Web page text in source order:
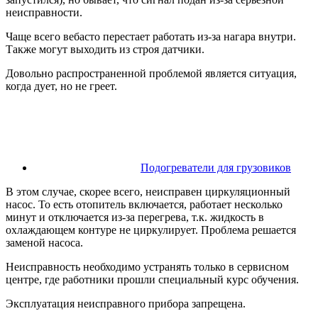
неисправности.
Чаще всего вебасто перестает работать из-за нагара внутри.
Также могут выходить из строя датчики.
Довольно распространенной проблемой является ситуация,
когда дует, но не греет.
Подогреватели для грузовиков
В этом случае, скорее всего, неисправен циркуляционный
насос. То есть отопитель включается, работает несколько
минут и отключается из-за перегрева, т.к. жидкость в
охлаждающем контуре не циркулирует. Проблема решается
заменой насоса.
Неисправность необходимо устранять только в сервисном
центре, где работники прошли специальный курс обучения.
Эксплуатация неисправного прибора запрещена.